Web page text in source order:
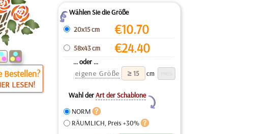
Bestellen?
LESEN!
ZWählen Sie die Größe
20x15 cm
€10.70
58x43 cm €24.40
... oder ...
eigene Größe
cm
Wahl derArt der Schablone
Y
NORM
RÄUMLICH, Preis +30%